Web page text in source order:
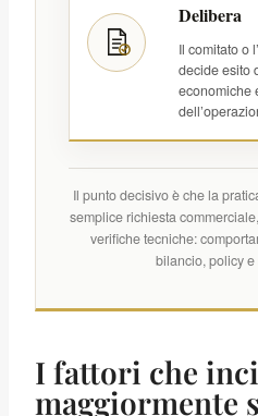
Delibera
Il comitato o
decide esito
economiche
Il punto decisivo è che la
semplice richiesta
verifiche tecniche:
bilancio, policy
I fattori che
maggiormente